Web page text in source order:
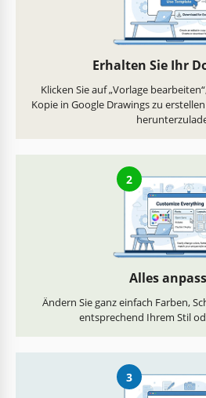
Erhalten Sie Ihr
Klicken Sie auf „Vorlage
Kopie in Google Drawings zu
2
Alles
Ändern Sie ganz einfach Farben,
entsprechend Ihrem Stil
3